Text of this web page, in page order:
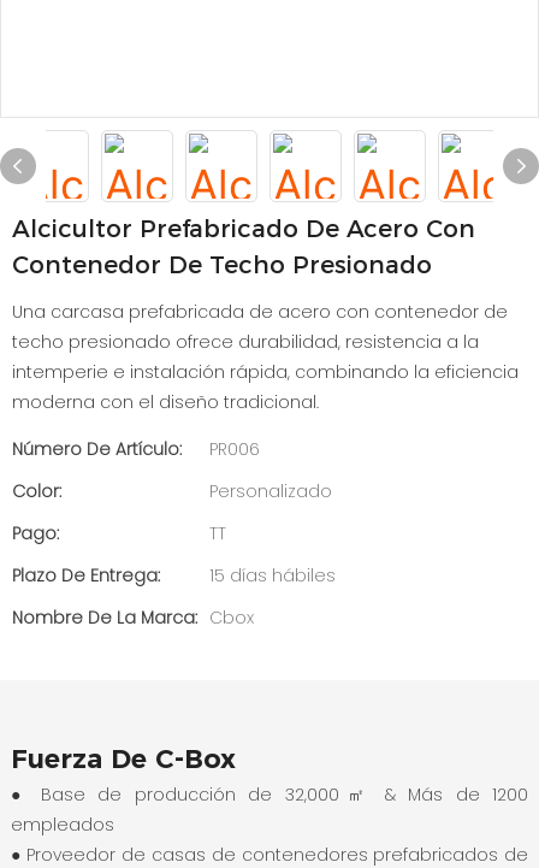
Alcicultor Prefabricado De Acero Con
Contenedor De Techo Presionado
Una carcasa prefabricada de acero con contenedor de
techo presionado ofrece durabilidad, resistencia a la
intemperie e instalación rápida, combinando la eficiencia
moderna con el diseño tradicional.
Número De Artículo:
PR006
Color:
Personalizado
Pago:
TT
Plazo De Entrega:
15 días hábiles
Nombre De La Marca: Cbox
Fuerza De C-Box
● Base de producción de 32,000㎡ & Más de 1200
empleados
● Proveedor de casas de contenedores prefabricados de